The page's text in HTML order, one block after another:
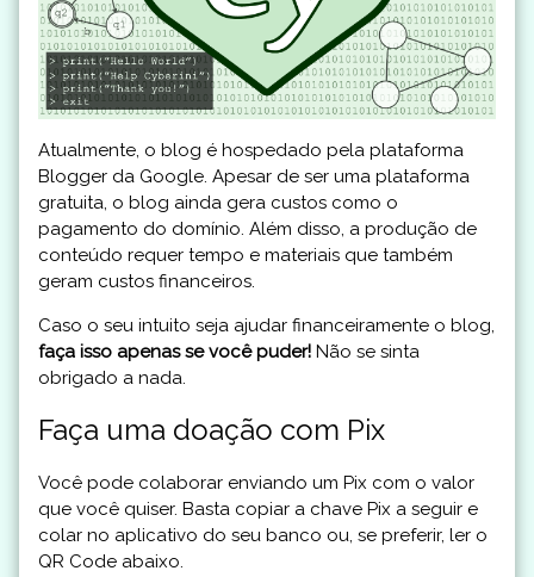
Atualmente, o blog é hospedado pela plataforma
Blogger da Google. Apesar de ser uma plataforma
gratuita, o blog ainda gera custos como o
pagamento do domínio. Além disso, a produção de
conteúdo requer tempo e materiais que também
geram custos financeiros.
Caso o seu intuito seja ajudar financeiramente o blog,
faça isso apenas se você puder! Não se sinta
obrigado a nada.
Faça uma doação com Pix
Você pode colaborar enviando um Pix com o valor
que você quiser. Basta copiar a chave Pix a seguir e
colar no aplicativo do seu banco ou, se preferir, ler o
QR Code abaixo.